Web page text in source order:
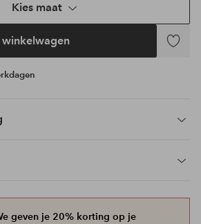
Kies maat
winkelwagen
geven je 20% korting op je